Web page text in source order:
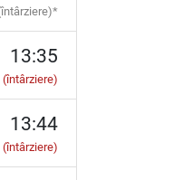
13:35
(întârziere)
13:44
(întârziere)